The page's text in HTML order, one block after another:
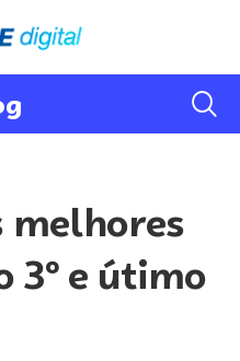
melhores
3º e útimo